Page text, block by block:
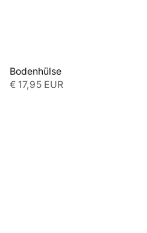
Bodenhülse
€ 17,95 EUR